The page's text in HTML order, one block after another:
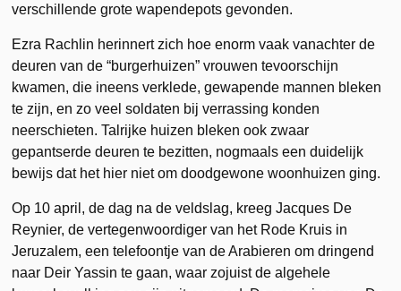
verschillende grote wapendepots gevonden.
Ezra Rachlin herinnert zich hoe enorm vaak vanachter de
deuren van de “burgerhuizen” vrouwen tevoorschijn
kwamen, die ineens verklede, gewapende mannen bleken
te zijn, en zo veel soldaten bij verrassing konden
neerschieten. Talrijke huizen bleken ook zwaar
gepantserde deuren te bezitten, nogmaals een duidelijk
bewijs dat het hier niet om doodgewone woonhuizen ging.
Op 10 april, de dag na de veldslag, kreeg Jacques De
Reynier, de vertegenwoordiger van het Rode Kruis in
Jeruzalem, een telefoontje van de Arabieren om dringend
naar Deir Yassin te gaan, waar zojuist de algehele